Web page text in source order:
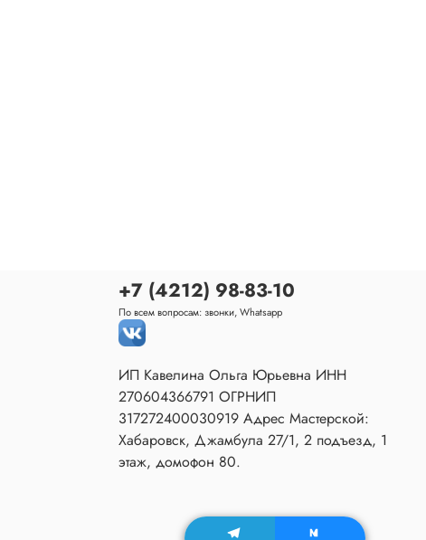
+7 (4212) 98-83-10
По всем вопросам: звонки, Whatsapp
ИП Кавелина Ольга Юрьевна ИНН
270604366791 ОГРНИП
317272400030919 Адрес Мастерской:
Хабаровск, Джамбула 27/1, 2 подъезд, 1
этаж, домофон 80.